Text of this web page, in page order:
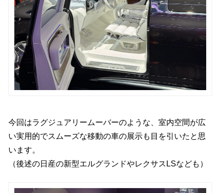
今回はラグジュアリームーバーのような、室内空間が広
い実用的でスムーズな移動の車の展示も目を引いたと思
います。
（後述の日産の新型エルグランドやレクサスLSなども）